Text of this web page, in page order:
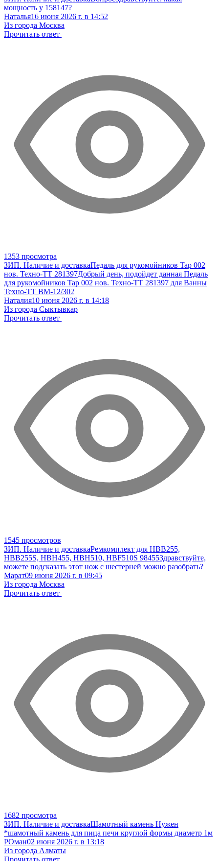
мощность у 158147?
Наталья16 июня 2026 г. в 14:52
Из города Москва
Прочитать ответ
1353 просмотра
ЗИП. Наличие и доставкаПедаль для рукомойников Tap 002
нов. Техно-ТТ 281397Добрый день, подойдет данная Педаль
для рукомойников Tap 002 нов. Техно-ТТ 281397 для Ванны
Техно-ТТ ВМ-12/302
Наталия10 июня 2026 г. в 14:18
Из города Сыктывкар
Прочитать ответ
1545 просмотров
ЗИП. Наличие и доставкаРемкомплект для HBB255,
HBB255S, HBH455, HBH510, HBF510S 98455Здравствуйте,
можете подсказать этот нож с шестерней можно разобрать?
Марат09 июня 2026 г. в 09:45
Из города Москва
Прочитать ответ
1682 просмотра
ЗИП. Наличие и доставкаШамотный камень Нужен
*шамотный камень для пица печи круглой формы диаметр 1м
РОман02 июня 2026 г. в 13:18
Из города Алматы
Прочитать ответ